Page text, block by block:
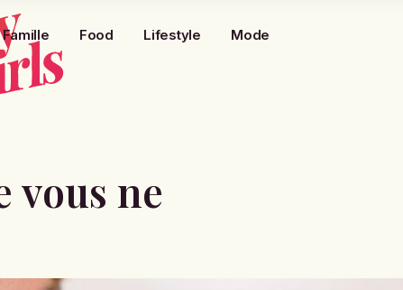
Famille Food Lifestyle Mode
vous ne